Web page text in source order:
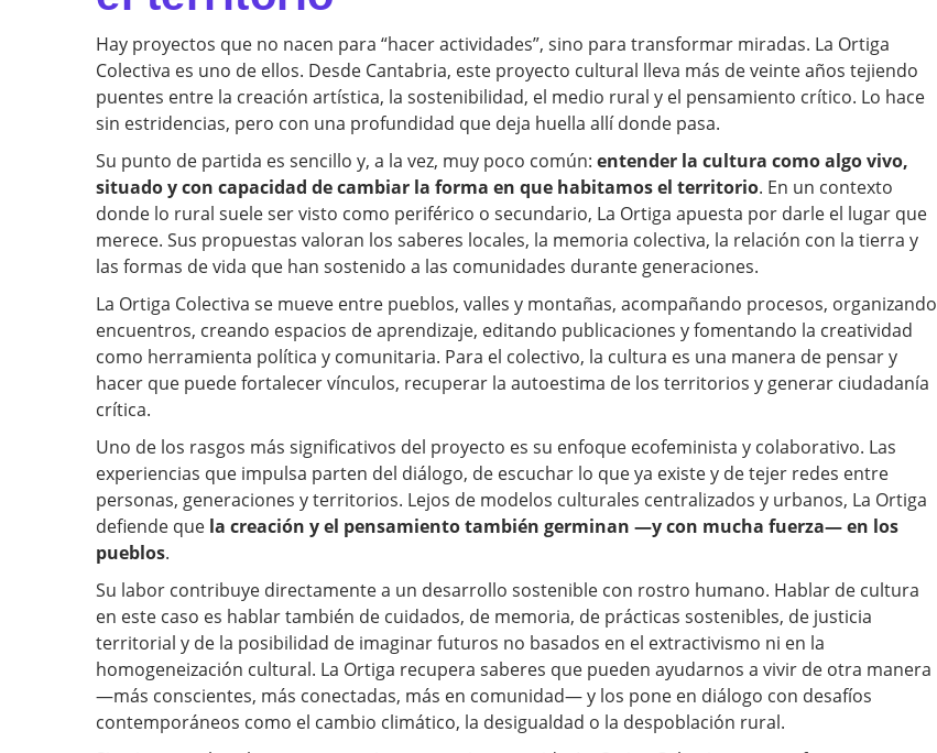
Hay proyectos que no nacen para “hacer actividades”, sino para transformar miradas. La Ortiga
Colectiva es uno de ellos. Desde Cantabria, este proyecto cultural lleva más de veinte años tejiendo
puentes entre la creación artística, la sostenibilidad, el medio rural y el pensamiento crítico. Lo hace
sin estridencias, pero con una profundidad que deja huella allí donde pasa.
Su punto de partida es sencillo y, a la vez, muy poco común: entender la cultura como algo vivo,
situado y con capacidad de cambiar la forma en que habitamos el territorio. En un contexto
donde lo rural suele ser visto como periférico o secundario, La Ortiga apuesta por darle el lugar que
merece. Sus propuestas valoran los saberes locales, la memoria colectiva, la relación con la tierra y
las formas de vida que han sostenido a las comunidades durante generaciones.
La Ortiga Colectiva se mueve entre pueblos, valles y montañas, acompañando procesos, organizando
encuentros, creando espacios de aprendizaje, editando publicaciones y fomentando la creatividad
como herramienta política y comunitaria. Para el colectivo, la cultura es una manera de pensar y
hacer que puede fortalecer vínculos, recuperar la autoestima de los territorios y generar ciudadanía
crítica.
Uno de los rasgos más significativos del proyecto es su enfoque ecofeminista y colaborativo. Las
experiencias que impulsa parten del diálogo, de escuchar lo que ya existe y de tejer redes entre
personas, generaciones y territorios. Lejos de modelos culturales centralizados y urbanos, La Ortiga
defiende que la creación y el pensamiento también germinan —y con mucha fuerza— en los
pueblos.
Su labor contribuye directamente a un desarrollo sostenible con rostro humano. Hablar de cultura
en este caso es hablar también de cuidados, de memoria, de prácticas sostenibles, de justicia
territorial y de la posibilidad de imaginar futuros no basados en el extractivismo ni en la
homogeneización cultural. La Ortiga recupera saberes que pueden ayudarnos a vivir de otra manera
—más conscientes, más conectadas, más en comunidad— y los pone en diálogo con desafíos
contemporáneos como el cambio climático, la desigualdad o la despoblación rural.